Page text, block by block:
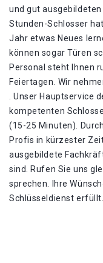
und gut
Stunden-Schlosser
Jahr etwas Neues
können sogar Türen
Personal steht Ihnen
Feiertagen. Wir
. Unser Hauptservice
kompetenten
(15-25 Minuten).
Profis in kürzester
ausgebildete
sind. Rufen Sie uns
sprechen. Ihre
Schlüsseldienst erfüllt.